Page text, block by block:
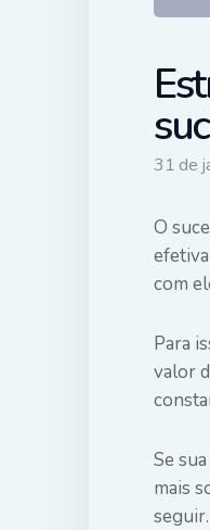
31 de
O
com
Para
valor
Se
mais
seguir.